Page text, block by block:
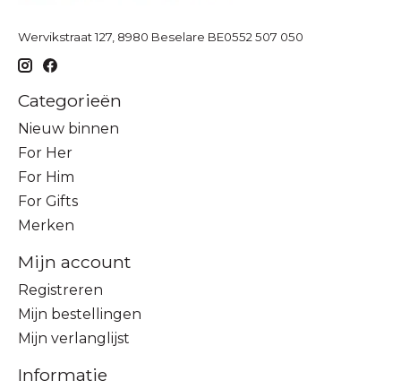
Wervikstraat 127, 8980 Beselare BE0552 507 050
Categorieën
Nieuw binnen
For Her
For Him
For Gifts
Merken
Mijn account
Registreren
Mijn bestellingen
Mijn verlanglijst
Informatie